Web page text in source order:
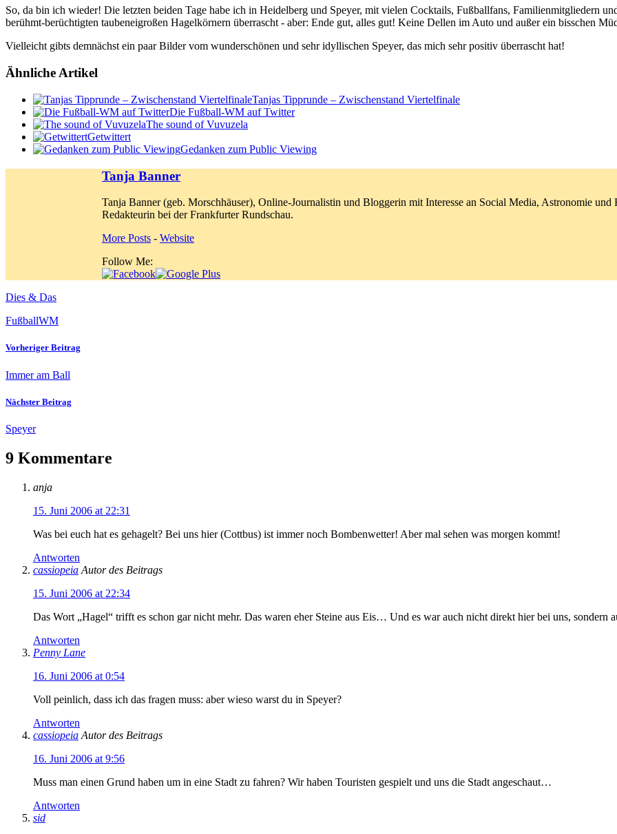
So, da bin ich wieder! Die letzten beiden Tage habe ich in Heidelberg und Speyer, mit vielen Cocktails, Fußballfans, Familienmitgliedern
berühmt-berüchtigten taubeneigroßen Hagelkörnern überrascht - aber: Ende gut, alles gut! Keine Dellen im Auto und außer ein bisschen
Vielleicht gibts demnächst ein paar Bilder vom wunderschönen und sehr idyllischen Speyer, das mich sehr positiv überrascht hat!
Ähnliche Artikel
Tanjas Tipprunde – Zwischenstand Viertelfinale
Die Fußball-WM auf Twitter
The sound of Vuvuzela
Getwittert
Gedanken zum Public Viewing
Tanja Banner
Tanja Banner (geb. Morschhäuser), Online-Journalistin und Bloggerin mit Interesse an Social Media, Astronomie
Redakteurin bei der Frankfurter Rundschau.
More Posts - Website
Follow Me:
Dies & Das
FußballWM
Vorheriger Beitrag
Immer am Ball
Nächster Beitrag
Speyer
9 Kommentare
anja
15. Juni 2006 at 22:31
Was bei euch hat es gehagelt? Bei uns hier (Cottbus) ist immer noch Bombenwetter! Aber mal sehen was morgen kommt!
Antworten
cassiopeia Autor des Beitrags
15. Juni 2006 at 22:34
Das Wort „Hagel“ trifft es schon gar nicht mehr. Das waren eher Steine aus Eis… Und es war auch nicht direkt hier bei uns, sondern
Antworten
Penny Lane
16. Juni 2006 at 0:54
Voll peinlich, dass ich das fragen muss: aber wieso warst du in Speyer?
Antworten
cassiopeia Autor des Beitrags
16. Juni 2006 at 9:56
Muss man einen Grund haben um in eine Stadt zu fahren? Wir haben Touristen gespielt und uns die Stadt angeschaut…
Antworten
sid